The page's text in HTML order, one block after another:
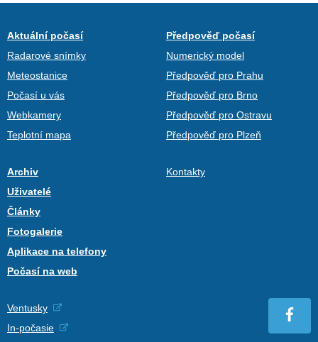
Aktuální počasí
Radarové snímky
Meteostanice
Počasí u vás
Webkamery
Teplotní mapa
Předpověď počasí
Numerický model
Předpověď pro Prahu
Předpověď pro Brno
Předpověď pro Ostravu
Předpověď pro Plzeň
Archiv
Uživatelé
Články
Fotogalerie
Aplikace na telefony
Počasí na web
Kontakty
Ventusky
In-počasie